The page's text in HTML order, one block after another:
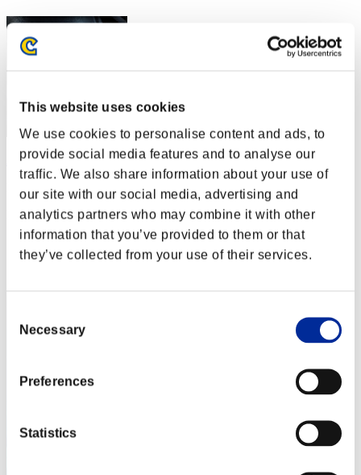
This website uses cookies
We use cookies to personalise content and ads, to
provide social media features and to analyse our
traffic. We also share information about your use of
our site with our social media, advertising and
analytics partners who may combine it with other
information that you’ve provided to them or that
they’ve collected from your use of their services.
Selection
Necessary
Preferences
Statistics
AZ
Puntos:Lv:1/02'10"80
Posición
3